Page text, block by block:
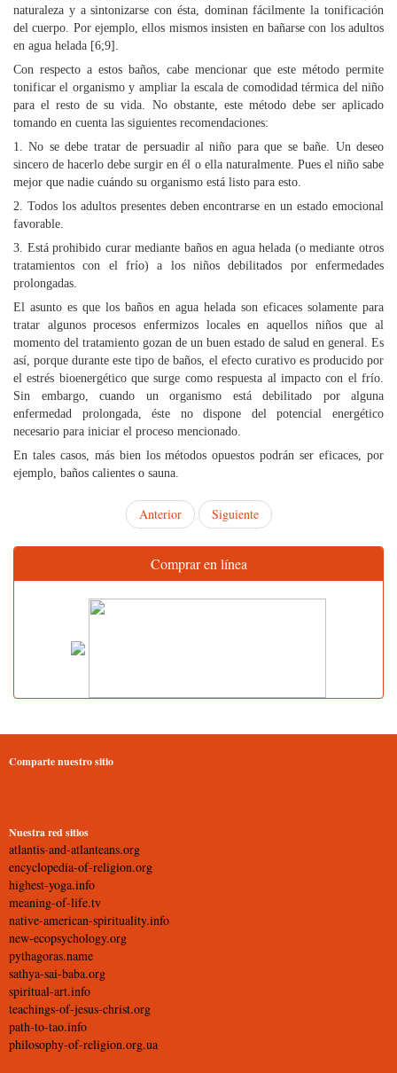
naturaleza y a sintonizarse con ésta, dominan fácilmente la tonificación
del cuerpo. Por ejemplo, ellos mismos insisten en bañarse con los adultos
en agua helada [6;9].
Con respecto a estos baños, cabe mencionar que este método permite
tonificar el organismo y ampliar la escala de comodidad térmica del niño
para el resto de su vida. No obstante, este método debe ser aplicado
tomando en cuenta las siguientes recomendaciones:
1. No se debe tratar de persuadir al niño para que se bañe. Un deseo
sincero de hacerlo debe surgir en él o ella naturalmente. Pues el niño sabe
mejor que nadie cuándo su organismo está listo para esto.
2. Todos los adultos presentes deben encontrarse en un estado emocional
favorable.
3. Está prohibido curar mediante baños en agua helada (o mediante otros
tratamientos con el frío) a los niños debilitados por enfermedades
prolongadas.
El asunto es que los baños en agua helada son eficaces solamente para
tratar algunos procesos enfermizos locales en aquellos niños que al
momento del tratamiento gozan de un buen estado de salud en general. Es
así, porque durante este tipo de baños, el efecto curativo es producido por
el estrés bioenergético que surge como respuesta al impacto con el frío.
Sin embargo, cuando un organismo está debilitado por alguna
enfermedad prolongada, éste no dispone del potencial energético
necesario para iniciar el proceso mencionado.
En tales casos, más bien los métodos opuestos podrán ser eficaces, por
ejemplo, baños calientes o sauna.
Anterior Siguiente
Comprar en línea
Comparte nuestro sitio
Nuestra red sitios
atlantis-and-atlanteans.org
encyclopedia-of-religion.org
highest-yoga.info
meaning-of-life.tv
native-american-spirituality.info
new-ecopsychology.org
pythagoras.name
sathya-sai-baba.org
spiritual-art.info
teachings-of-jesus-christ.org
path-to-tao.info
philosophy-of-religion.org.ua